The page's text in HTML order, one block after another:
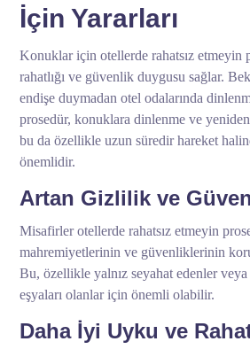
İçin Yararları
Konuklar için otellerde rahatsız etmeyin
rahatlığı ve güvenlik duygusu sağlar.
endişe duymadan otel odalarında
prosedür, konuklara dinlenme ve yeniden
bu da özellikle uzun süredir hareket
önemlidir.
Artan Gizlilik ve
Misafirler otellerde rahatsız etmeyin
mahremiyetlerinin ve güvenliklerinin
Bu, özellikle yalnız seyahat edenler
eşyaları olanlar için önemli olabilir.
Daha İyi Uyku ve